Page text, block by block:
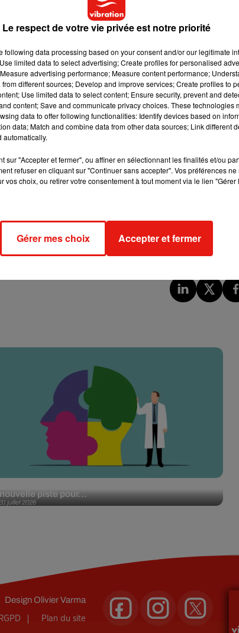
à travers la France notamment à Angers. Alors que
centaines d’individus masquésont conduit des
de pierreset d’engins incendiairestels que des
de l’Hôtel de ville vandalisées à coups de barre
urbain : tags, panneaux d’affichage dégradés,
ajoutant qu’une plainte sera déposée
rapporte la préfecture.
que vous avez exprimé. Si vous souhaitez l'afficher,
sur le bouton ci-dessous.
31 juillet 2026
piste pour...
DesignOlivier Varma
Plan du site
Le respect de votre vie privée est notre priorité
following data processing based on your consent and/or our legitimate
limited data to select advertising; Create profiles for personalised
advertising performance; Measure content performance;
different sources; Develop and improve services; Create profiles to
Use limited data to select content; Ensure security, prevent and
content; Save and communicate privacy choices. These technologies
data to offer following functionalities: Identify devices based on
data; Match and combine data from other data sources; Link different
automatically.
sur "Accepter et fermer", ou affiner en sélectionnant les finalités et/ou
refuser en cliquant sur "Continuer sans accepter". Vos préférences
vos choix, ou retirer votre consentement à tout moment via le lien
Gérer mes choix Accepter et fermer